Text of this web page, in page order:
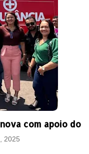
com apoio do
2025